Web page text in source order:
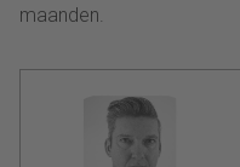
maanden.